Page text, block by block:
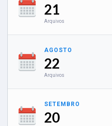
21
Arquivos
AGOSTO
22
Arquivos
SETEMBRO
20